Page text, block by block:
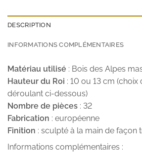
DESCRIPTION
INFORMATIONS COMPLÉMENTAIRES
Matériau utilisé : Bois des Alpes
Hauteur du Roi : 10 ou 13 cm (choix
déroulant ci-dessous)
Nombre de pièces : 32
Fabrication : européenne
Finition : sculpté à la main de façon
Informations complémentaires :